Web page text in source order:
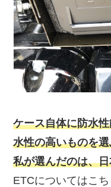
ケース自体に防水
水性の高いものを
私が選んだのは、
ETCについてはこ